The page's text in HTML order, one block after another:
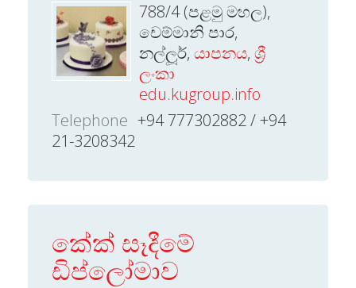
788/4 (පළමු මහල),
චෙම්මානි පාර,
නල්ලූර්, යාපනය, ශ්‍රී
ලංකා
edu.kugroup.info
Telephone +94 777302882 / +94
21-3208342
කේක් සෑදීමේ
ඩිප්ලෝමාව